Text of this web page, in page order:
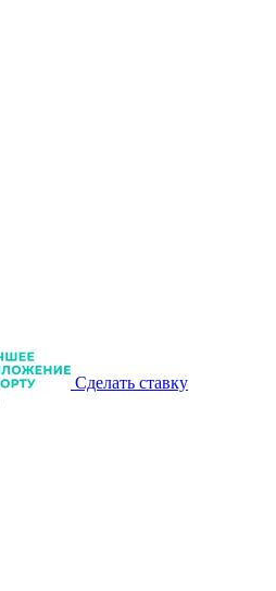
Сделать ставку